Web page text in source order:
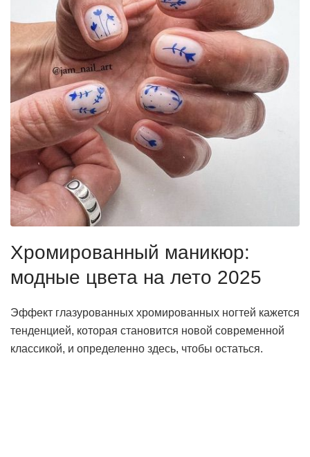
Хромированный маникюр:
модные цвета на лето 2025
Эффект глазурованных хромированных ногтей кажется
тенденцией, которая становится новой современной
классикой, и определенно здесь, чтобы остаться.